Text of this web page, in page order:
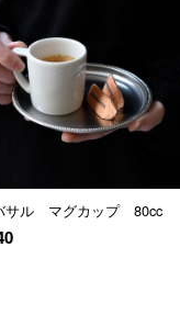
サル マグカップ 80cc